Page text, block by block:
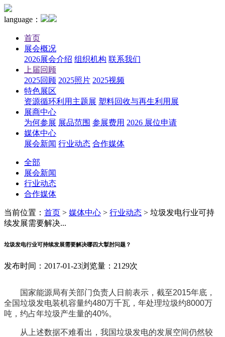
language：
首页
展会概况
2026展会介绍 组织机构 联系我们
上届回顾
2025回顾 2025照片 2025视频
特色展区
资源循环利用主题展 塑料回收与再生利用展
展商中心
为何参展 展品范围 参展费用 2026 展位申请
媒体中心
展会新闻 行业动态 合作媒体
全部
展会新闻
行业动态
合作媒体
当前位置： 首页 > 媒体中心 > 行业动态 > 垃圾发电行业可持
续发展需要解决...
垃圾发电行业可持续发展需要解决哪四大掣肘问题？
发布时间：2017-01-23浏览量：2129次
国家能源局有关部门负责人日前表示，截至2015年底，
全国垃圾发电装机容量约480万千瓦，年处理垃圾约8000万
吨，约占年垃圾产生量的40%。
从上述数据不难看出，我国垃圾发电的发展空间仍然较